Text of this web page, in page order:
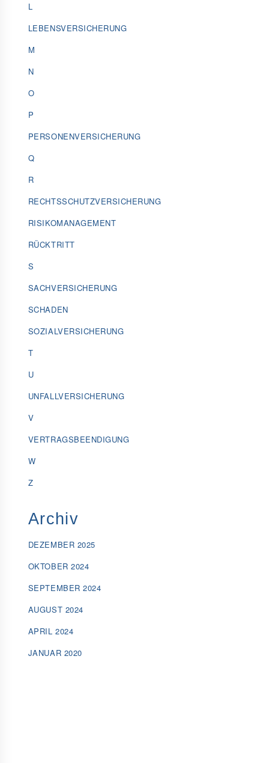
L
LEBENSVERSICHERUNG
M
N
O
P
PERSONENVERSICHERUNG
Q
R
RECHTSSCHUTZVERSICHERUNG
RISIKOMANAGEMENT
RÜCKTRITT
S
SACHVERSICHERUNG
SCHADEN
SOZIALVERSICHERUNG
T
U
UNFALLVERSICHERUNG
V
VERTRAGSBEENDIGUNG
W
Z
Archiv
DEZEMBER 2025
OKTOBER 2024
SEPTEMBER 2024
AUGUST 2024
APRIL 2024
JANUAR 2020